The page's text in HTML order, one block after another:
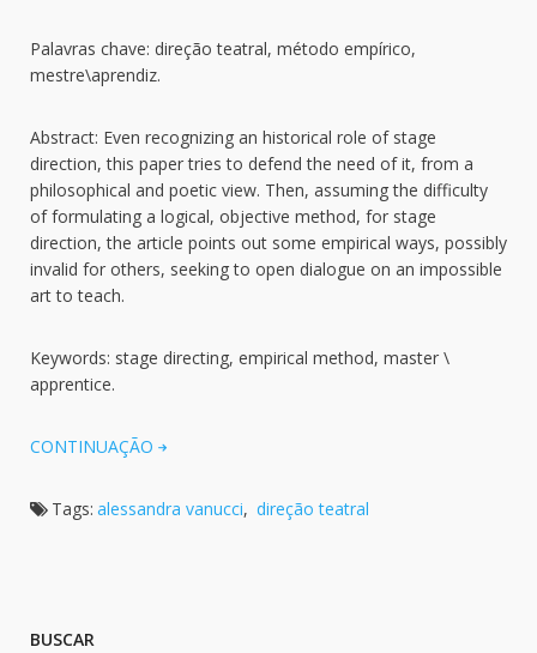
Palavras chave: direção teatral, método empírico,
mestre\aprendiz.
Abstract: Even recognizing an historical role of stage
direction, this paper tries to defend the need of it, from a
philosophical and poetic view. Then, assuming the difficulty
of formulating a logical, objective method, for stage
direction, the article points out some empirical ways, possibly
invalid for others, seeking to open dialogue on an impossible
art to teach.
Keywords: stage directing, empirical method, master \
apprentice.
CONTINUAÇÃO
Tags: alessandra vanucci, direção teatral
BUSCAR